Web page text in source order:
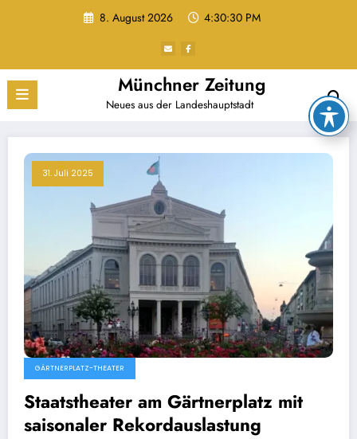
8. August 2026 4:30:30 PM
Münchner Zeitung
Neues aus der Landeshauptstadt
31. Juli 2025
GÄRTNERPLATZ-THEATER
Staatstheater am Gärtnerplatz mit
saisonaler Rekordauslastung